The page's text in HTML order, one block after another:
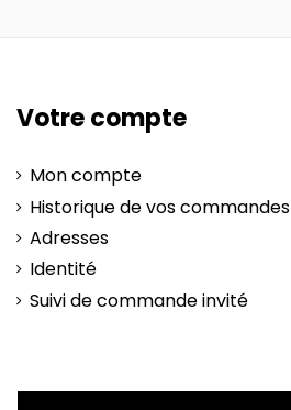
Votre compte
Mon compte
Historique de vos commandes
Adresses
Identité
Suivi de commande invité